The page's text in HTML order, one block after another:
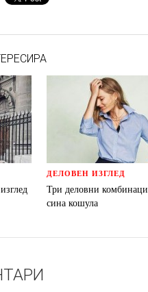
ДЕЛОВЕН ИЗГЛЕД
Три деловни
сина кошула